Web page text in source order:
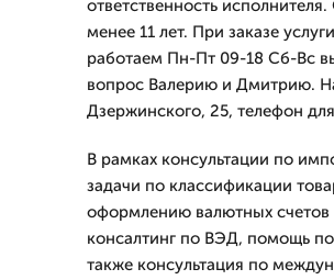
ответственность
менее 11 лет. При заказе
работаем Пн-Пт 09-18 Сб-Вс
вопрос Валерию и Дмитрию.
Дзержинского, 25, телефон
В рамках консультации по
задачи по классификации
оформлению валютных счетов
консалтинг по ВЭД, помощь
также консультация по